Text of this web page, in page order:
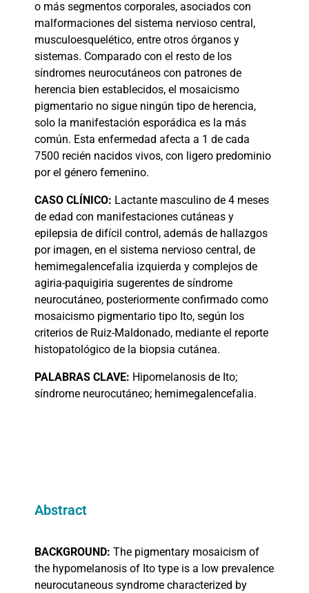
o más segmentos corporales, asociados con
malformaciones del sistema nervioso central,
musculoesquelético, entre otros órganos y
sistemas. Comparado con el resto de los
síndromes neurocutáneos con patrones de
herencia bien establecidos, el mosaicismo
pigmentario no sigue ningún tipo de herencia,
solo la manifestación esporádica es la más
común. Esta enfermedad afecta a 1 de cada
7500 recién nacidos vivos, con ligero predominio
por el género femenino.
CASO CLÍNICO: Lactante masculino de 4 meses
de edad con manifestaciones cutáneas y
epilepsia de difícil control, además de hallazgos
por imagen, en el sistema nervioso central, de
hemimegalencefalia izquierda y complejos de
agiria-paquigiria sugerentes de síndrome
neurocutáneo, posteriormente confirmado como
mosaicismo pigmentario tipo Ito, según los
criterios de Ruiz-Maldonado, mediante el reporte
histopatológico de la biopsia cutánea.
PALABRAS CLAVE: Hipomelanosis de Ito;
síndrome neurocutáneo; hemimegalencefalia.
Abstract
BACKGROUND: The pigmentary mosaicism of
the hypomelanosis of Ito type is a low prevalence
neurocutaneous syndrome characterized by